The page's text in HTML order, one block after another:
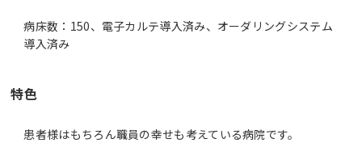
病床数：150、電子カルテ導入済み、オーダリングシステム
導入済み
特色